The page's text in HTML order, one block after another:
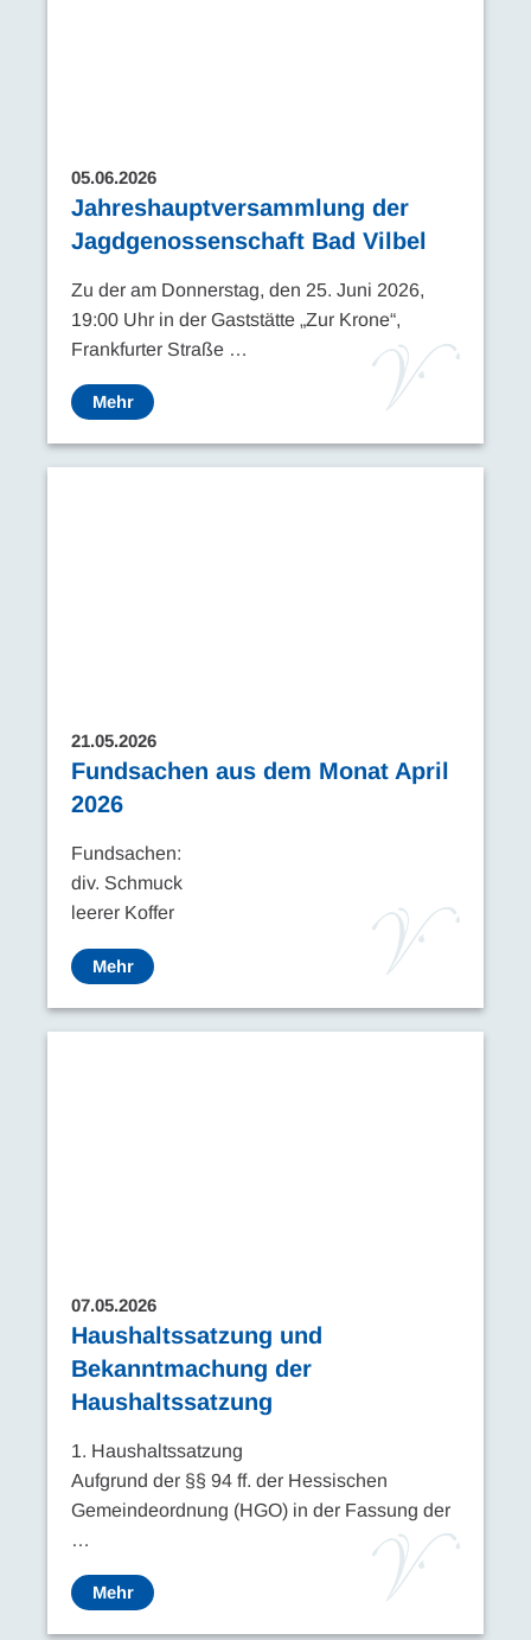
05.06.2026
Jahreshauptversammlung der
Jagdgenossenschaft Bad Vilbel
Zu der am Donnerstag, den 25. Juni 2026,
19:00 Uhr in der Gaststätte „Zur Krone“,
Frankfurter Straße …
Mehr
21.05.2026
Fundsachen aus dem Monat April
2026
Fundsachen:
div. Schmuck
leerer Koffer
Mehr
07.05.2026
Haushaltssatzung und
Bekanntmachung der
Haushaltssatzung
1. Haushaltssatzung
Aufgrund der §§ 94 ff. der Hessischen
Gemeindeordnung (HGO) in der Fassung der
…
Mehr